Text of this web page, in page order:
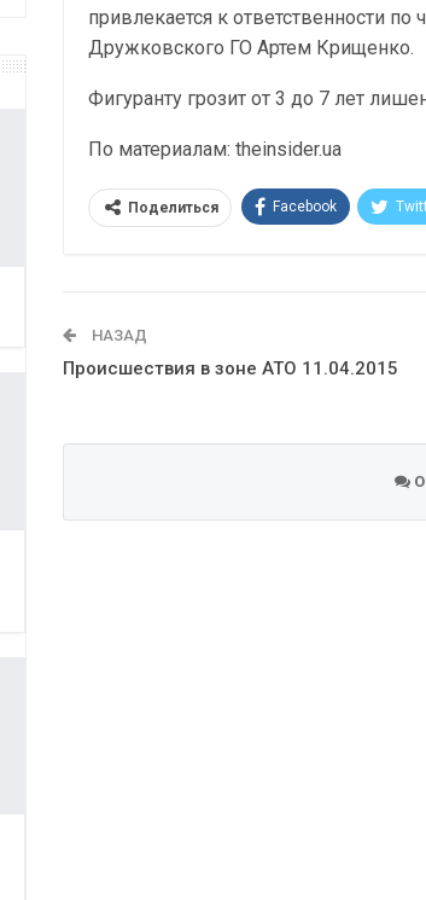
привлекается к ответственности по
Дружковского ГО Артем Крищенко.
Фигуранту грозит от 3 до 7 лет
По материалам: theinsider.ua
Поделиться Facebook
НАЗАД
Происшествия в зоне АТО 11.04.2015